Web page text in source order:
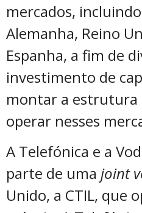
mercados,
Alemanha, Reino
Espanha, a fim de
investimento de
montar a estrutura
operar nesses
A Telefónica e a
parte de uma joint
Unido, a CTIL, que